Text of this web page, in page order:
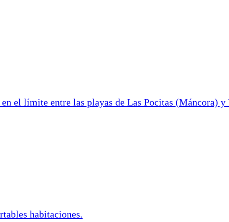
el límite entre las playas de Las Pocitas (Máncora)
habitaciones.